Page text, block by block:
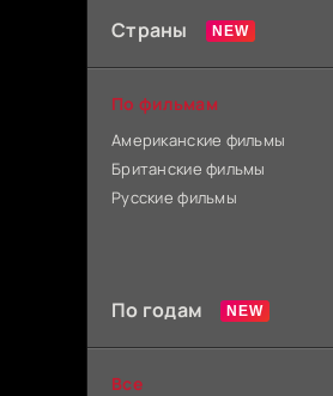
Страны
По фильмам
Американские фильмы
Британские фильмы
Русские фильмы
По годам
Все